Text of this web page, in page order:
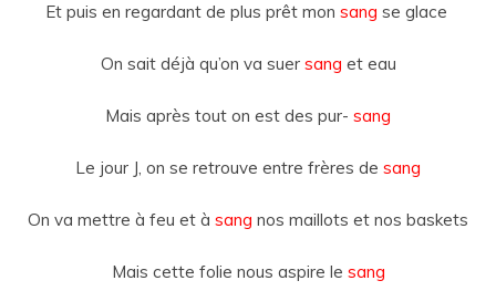
Et puis en regardant de plus prêt mon sang se glace
On sait déjà qu’on va suer sang et eau
Mais après tout on est des pur- sang
Le jour J, on se retrouve entre frères de sang
On va mettre à feu et à sang nos maillots et nos baskets
Mais cette folie nous aspire le sang